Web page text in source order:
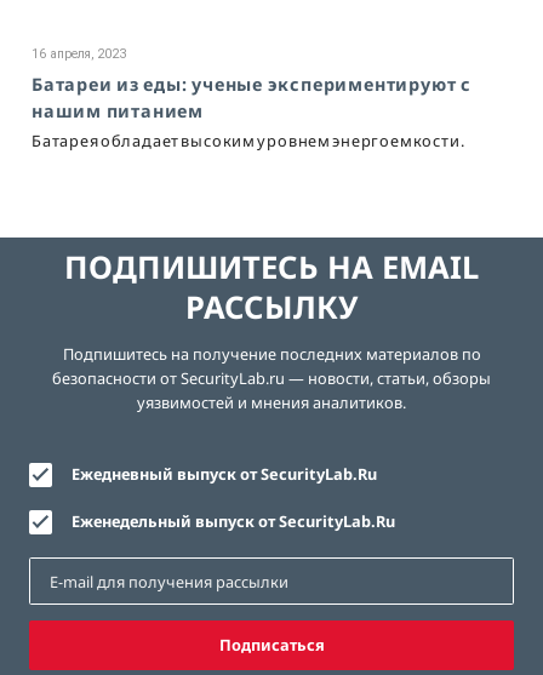
16 апреля, 2023
Батареи из еды: ученые экспериментируют с
нашим питанием
Батарея обладает высоким уровнем энергоемкости.
ПОДПИШИТЕСЬ НА EMAIL
РАССЫЛКУ
Подпишитесь на получение последних материалов по
безопасности от SecurityLab.ru — новости, статьи, обзоры
уязвимостей и мнения аналитиков.
Ежедневный выпуск от SecurityLab.Ru
Еженедельный выпуск от SecurityLab.Ru
Подписаться